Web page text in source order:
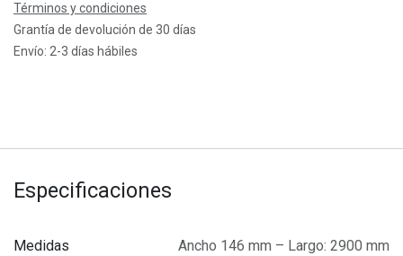
Términos y condiciones
Grantía de devolución de 30 días
Envío: 2-3 días hábiles
Especificaciones
Medidas Ancho 146 mm – Largo: 2900 mm